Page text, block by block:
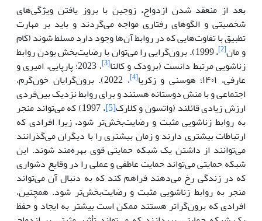
بعد از منعقد شدن ازدواج، زوجین با بروز یافتن ویژگی‌های
شخصیتی و الگوهای رفتاری مواجه می‌گردند و باید بر مهارت
تطبیق با تفاوت‌هایی که در روابط آن‌ها وجود دارد مسلط شوند (کام
و مان[2]
، 1999). برون‌گرایی را می‌توان با رضایت‌بخش بودن روابط
زناشویی مرتبط دانست (برودک و کالتا[3]
، 2023؛ پارپایی، امیری و
عارفی، ۱۴۰۱؛ هوسنی و زکریا
[4]
، 2022). برون‌گرایان خون‌گرم،
اجتماعی و با منش دوستانه هستند و برای روابط نزدیک بین‌فردی
ارزش زیادی قائلند (واتسون و کلارک[5]
، 1997) که می‌تواند منجر
به روابط زناشویی مثبت و رضایت‌بخش‌تر شود، زیرا افرادی که
ارتباطات بیشتری دارند و زمان بیشتری را با دیگران می‌گذرانند
می‌توانند از داشتن یک شبکه حمایتی قوی بهره‌مند شوند. این
شبکه حمایتی می‌تواند حمایت عاطفی و عملی را در وقایع دشواری
که در زندگی رخ می‌دهند فراهم کند که به دنبال آن می‌تواند
منجر به روابط زناشویی مثبت و رضایت‌بخش‌تر شود. همچنین،
افرادی که برون‌گراتر هستند ممکن است بیشتر به ایجاد و حفظ